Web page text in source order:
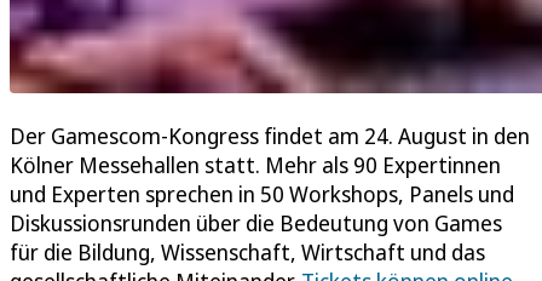
Der Gamescom-Kongress findet am 24. August in den
Kölner Messehallen statt. Mehr als 90 Expertinnen
und Experten sprechen in 50 Workshops, Panels und
Diskussionsrunden über die Bedeutung von Games
für die Bildung, Wissenschaft, Wirtschaft und das